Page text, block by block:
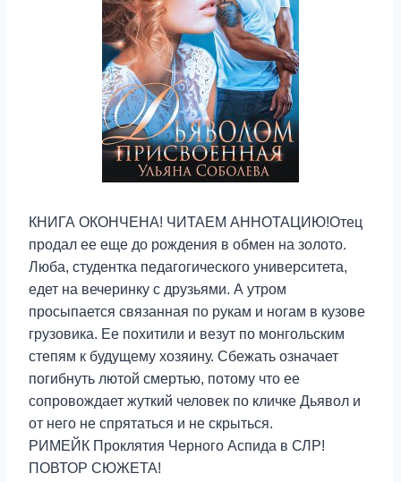
КНИГА ОКОНЧЕНА! ЧИТАЕМ АННОТАЦИЮ!Отец
продал ее еще до рождения в обмен на золото.
Люба, студентка педагогического университета,
едет на вечеринку с друзьями. А утром
просыпается связанная по рукам и ногам в кузове
грузовика. Ее похитили и везут по монгольским
степям к будущему хозяину. Сбежать означает
погибнуть лютой смертью, потому что ее
сопровождает жуткий человек по кличке Дьявол и
от него не спрятаться и не скрыться.
РИМЕЙК Проклятия Черного Аспида в СЛР!
ПОВТОР СЮЖЕТА!